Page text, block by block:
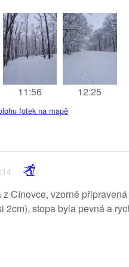
11:56 12:25
fotek na mapě
Cínovce, vzorně
2cm), stopa byla pevná a